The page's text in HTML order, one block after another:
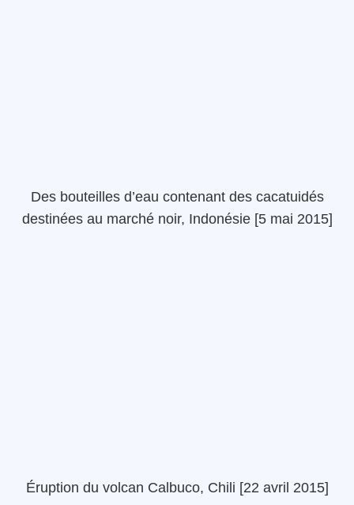
Des bouteilles d’eau contenant des cacatuidés
destinées au marché noir, Indonésie [5 mai 2015]
Éruption du volcan Calbuco, Chili [22 avril 2015]